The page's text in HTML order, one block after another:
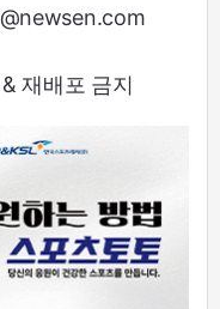
재배포 금지